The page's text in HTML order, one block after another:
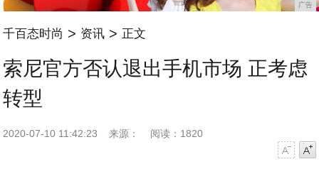
广告
千百态时尚 > 资讯 > 正文
索尼官方否认退出手机市场 正考虑
转型
2020-07-10 11:42:23 来源：
阅读：1820